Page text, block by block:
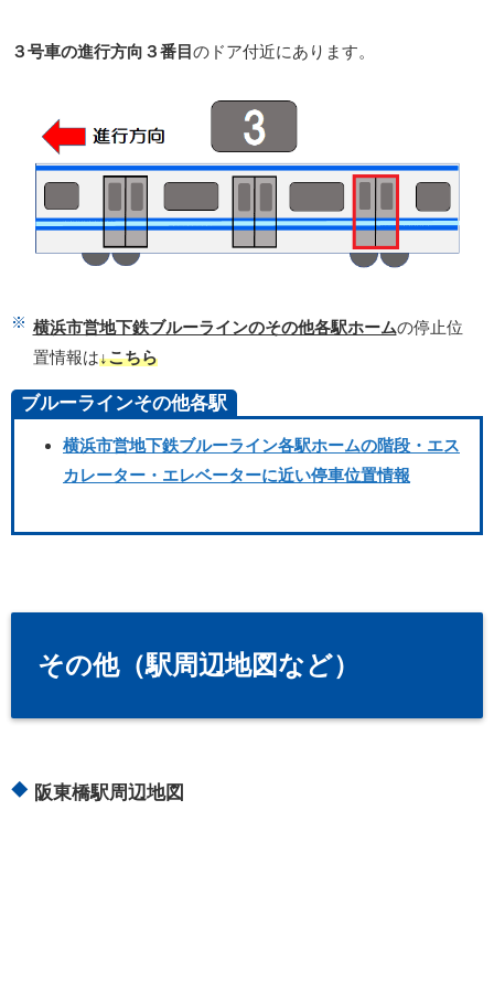
３号車の進行方向３番目 のドア付近にあります。
横浜市営地下鉄ブルーラインのその他各駅ホームの停止位
置情報は↓こちら
ブルーラインその他各駅
横浜市営地下鉄ブルーライン各駅ホームの階段・エス
カレーター・エレベーターに近い停車位置情報
その他（駅周辺地図など）
阪東橋駅周辺地図